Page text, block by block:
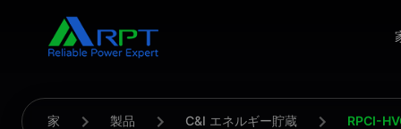
家 製品 C&I エネルギー貯蔵 RPCI-